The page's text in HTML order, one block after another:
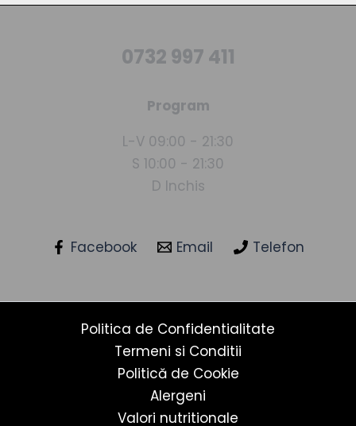
0732 997 411
Program
L-V 09:00 - 21:30
S 10:00 - 21:30
D Inchis
Facebook Email Telefon
Politica de Confidentialitate
Termeni si Conditii
Politică de Cookie
Alergeni
Valori nutritionale